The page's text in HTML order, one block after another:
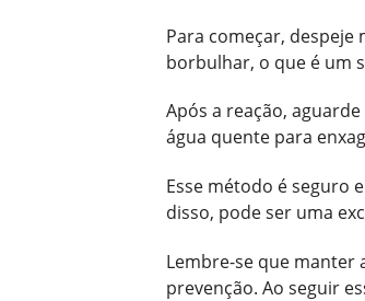
Para começar, despeje
borbulhar, o que é um
Após a reação,
água quente para
Esse método é seguro
disso, pode ser uma
Lembre-se que manter
prevenção. Ao seguir